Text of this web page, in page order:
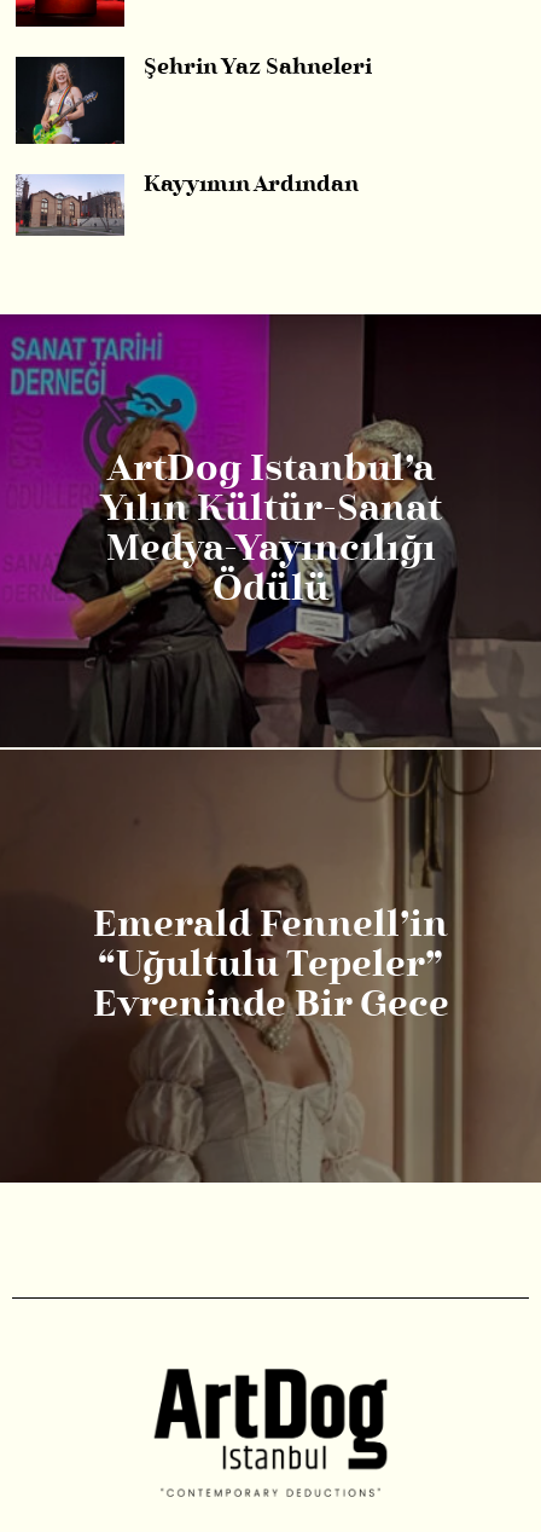
Şehrin Yaz Sahneleri
Kayyımın Ardından
ArtDog Istanbul’a
Yılın Kültür-Sanat
Medya-Yayıncılığı
Ödülü
Emerald Fennell’in
“Uğultulu Tepeler”
Evreninde Bir Gece